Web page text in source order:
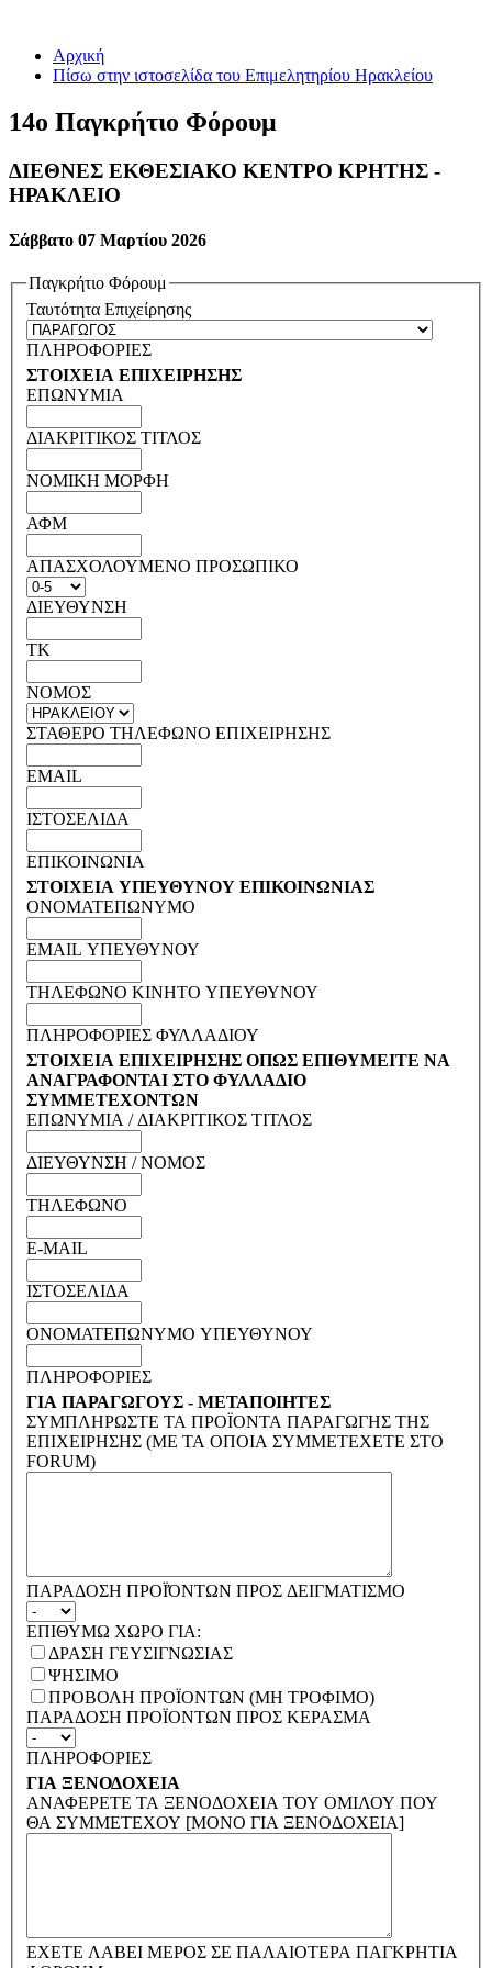
Αρχική
Πίσω στην ιστοσελίδα του Επιμελητηρίου Ηρακλείου
14ο Παγκρήτιο Φόρουμ
ΔΙΕΘΝΕΣ ΕΚΘΕΣΙΑΚΟ ΚΕΝΤΡΟ ΚΡΗΤΗΣ -
ΗΡΑΚΛΕΙΟ
Σάββατο 07 Μαρτίου 2026
Παγκρήτιο Φόρουμ
Ταυτότητα Επιχείρησης
ΠΛΗΡΟΦΟΡΙΕΣ
ΣΤΟΙΧΕΙΑ ΕΠΙΧΕΙΡΗΣΗΣ
ΕΠΩΝΥΜΙΑ
ΔΙΑΚΡΙΤΙΚΟΣ ΤΙΤΛΟΣ
ΝΟΜΙΚΗ ΜΟΡΦΗ
ΑΦΜ
ΑΠΑΣΧΟΛΟΥΜΕΝΟ ΠΡΟΣΩΠΙΚΟ
ΔΙΕΥΘΥΝΣΗ
ΤΚ
ΝΟΜΟΣ
ΣΤΑΘΕΡΟ ΤΗΛΕΦΩΝΟ ΕΠΙΧΕΙΡΗΣΗΣ
EMAIL
ΙΣΤΟΣΕΛΙΔΑ
ΕΠΙΚΟΙΝΩΝΙΑ
ΣΤΟΙΧΕΙΑ ΥΠΕΥΘΥΝΟΥ ΕΠΙΚΟΙΝΩΝΙΑΣ
ΟΝΟΜΑΤΕΠΩΝΥΜΟ
EMAIL ΥΠΕΥΘΥΝΟΥ
ΤΗΛΕΦΩΝΟ ΚΙΝΗΤΟ ΥΠΕΥΘΥΝΟΥ
ΠΛΗΡΟΦΟΡΙΕΣ ΦΥΛΛΑΔΙΟΥ
ΣΤΟΙΧΕΙΑ ΕΠΙΧΕΙΡΗΣΗΣ ΟΠΩΣ ΕΠΙΘΥΜΕΙΤΕ ΝΑ
ΑΝΑΓΡΑΦΟΝΤΑΙ ΣΤΟ ΦΥΛΛΑΔΙΟ
ΣΥΜΜΕΤΕΧΟΝΤΩΝ
ΕΠΩΝΥΜΙΑ / ΔΙΑΚΡΙΤΙΚΟΣ ΤΙΤΛΟΣ
ΔΙΕΥΘΥΝΣΗ / ΝΟΜΟΣ
ΤΗΛΕΦΩΝΟ
E-MAIL
ΙΣΤΟΣΕΛΙΔΑ
ΟΝΟΜΑΤΕΠΩΝΥΜΟ ΥΠΕΥΘΥΝΟΥ
ΠΛΗΡΟΦΟΡΙΕΣ
ΓΙΑ ΠΑΡΑΓΩΓΟΥΣ - ΜΕΤΑΠΟΙΗΤΕΣ
ΣΥΜΠΛΗΡΩΣΤΕ ΤΑ ΠΡΟΪΟΝΤΑ ΠΑΡΑΓΩΓΗΣ ΤΗΣ
ΕΠΙΧΕΙΡΗΣΗΣ (ΜΕ ΤΑ ΟΠΟΙΑ ΣΥΜΜΕΤΕΧΕΤΕ ΣΤΟ
FORUM)
ΠΑΡΑΔΟΣΗ ΠΡΟΪΌΝΤΩΝ ΠΡΟΣ ΔΕΙΓΜΑΤΙΣΜΟ
ΕΠΙΘΥΜΩ ΧΩΡΟ ΓΙΑ:
ΔΡΑΣΗ ΓΕΥΣΙΓΝΩΣΙΑΣ
ΨΗΣΙΜΟ
ΠΡΟΒΟΛΗ ΠΡΟΪΟΝΤΩΝ (ΜΗ ΤΡΟΦΙΜΟ)
ΠΑΡΑΔΟΣΗ ΠΡΟΪΟΝΤΩΝ ΠΡΟΣ ΚΕΡΑΣΜΑ
ΠΛΗΡΟΦΟΡΙΕΣ
ΓΙΑ ΞΕΝΟΔΟΧΕΙΑ
ΑΝΑΦΕΡΕΤΕ ΤΑ ΞΕΝΟΔΟΧΕΙΑ ΤΟΥ ΟΜΙΛΟΥ ΠΟΥ
ΘΑ ΣΥΜΜΕΤΕΧΟΥ [ΜΟΝΟ ΓΙΑ ΞΕΝΟΔΟΧΕΙΑ]
ΕΧΕΤΕ ΛΑΒΕΙ ΜΕΡΟΣ ΣΕ ΠΑΛΑΙΟΤΕΡΑ ΠΑΓΚΡΗΤΙΑ